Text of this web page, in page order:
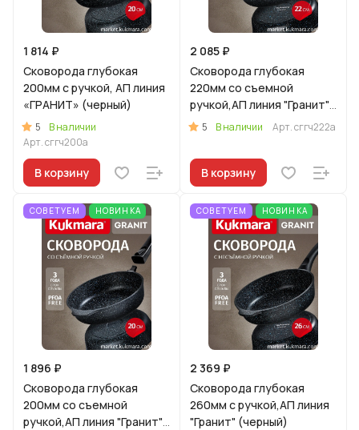
1 814 ₽
Сковорода глубокая
200мм с ручкой, АП линия
«ГРАНИТ» (черный)
5
В наличии
Арт.сггч200а
В корзину
2 085 ₽
Сковорода глубокая
220мм со съемной
ручкой,АП линия "Гранит"
(черный)
5 В наличии Арт.сггч222а
В корзину
СОВЕТУЕМ НОВИНКА
1 896 ₽
Сковорода глубокая
200мм со съемной
ручкой,АП линия "Гранит"
СОВЕТУЕМ НОВИНКА
2 369 ₽
Сковорода глубокая
260мм с ручкой,АП линия
"Гранит" (черный)